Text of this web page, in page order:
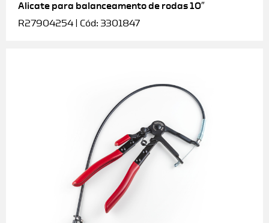
Alicate para balanceamento de rodas 10″
R27904254 | Cód: 3301847